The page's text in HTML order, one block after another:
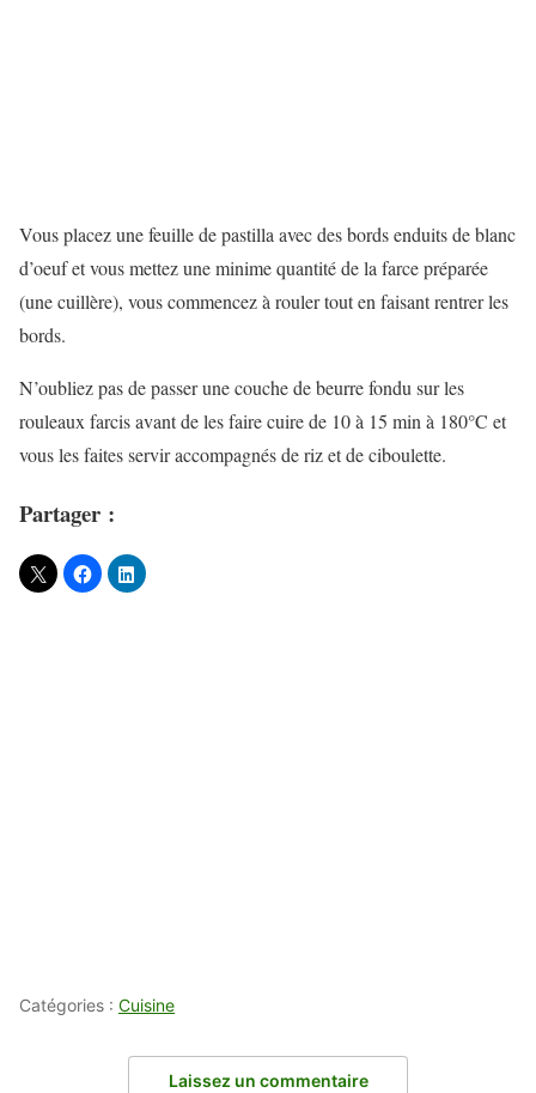
Vous placez une feuille de pastilla avec des bords enduits de blanc
d’oeuf et vous mettez une minime quantité de la farce préparée
(une cuillère), vous commencez à rouler tout en faisant rentrer les
bords.
N’oubliez pas de passer une couche de beurre fondu sur les
rouleaux farcis avant de les faire cuire de 10 à 15 min à 180°C et
vous les faites servir accompagnés de riz et de ciboulette.
Partager :
Catégories : Cuisine
Laissez un commentaire